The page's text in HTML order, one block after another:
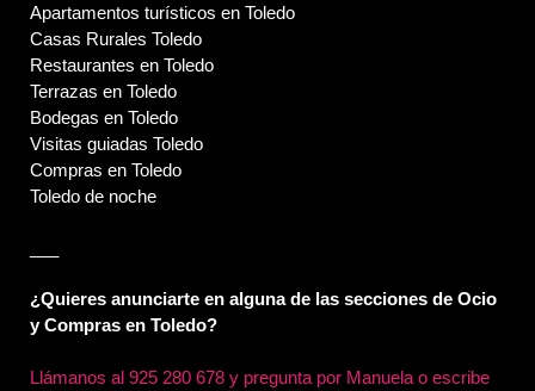
Apartamentos turísticos en Toledo
Casas Rurales Toledo
Restaurantes en Toledo
Terrazas en Toledo
Bodegas en Toledo
Visitas guiadas Toledo
Compras en Toledo
Toledo de noche
¿Quieres anunciarte en alguna de las secciones de Ocio
y Compras en Toledo?
Llámanos al925 280 678 y pregunta por Manuela o escribe